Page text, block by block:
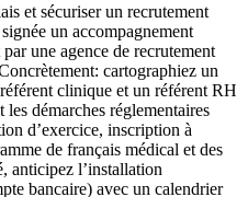
et sécuriser un recrutement
un accompagnement
une agence de recrutement
cartographiez un
clinique et un référent RH
démarches réglementaires
d’exercice, inscription à
de français médical et des
anticipez l’installation
bancaire) avec un calendrier